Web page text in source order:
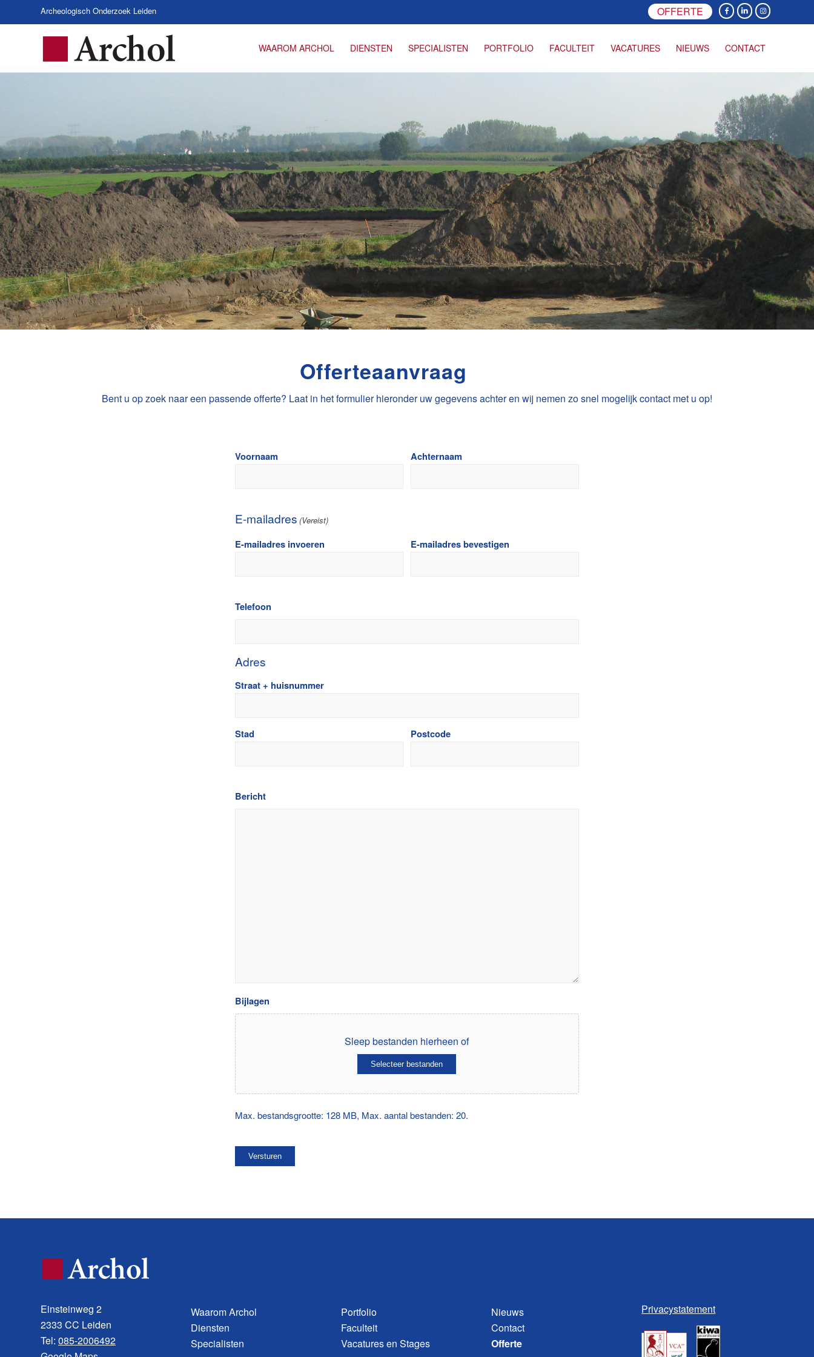
OFFERTE
Archeologisch Onderzoek Leiden
WAAROM ARCHOL DIENSTEN SPECIALISTEN PORTFOLIO FACULTEIT VACATURES NIEUWS CONTACT
Offerteaanvraag
Bent u op zoek naar een passende offerte? Laat in het formulier hieronder uw gegevens achter en wij nemen zo snel mogelijk contact met u op!
Naam
Voornaam Achternaam
E-mailadres (Vereist)
E-mailadres invoeren E-mailadres bevestigen
Telefoon
Adres
Straat + huisnummer
Stad Postcode
Bericht
Bijlagen
Sleep bestanden hierheen of
Selecteer bestanden
Max. bestandsgrootte: 128 MB, Max. aantal bestanden: 20.
Einsteinweg 2
2333 CC Leiden
Tel: 085-2006492
Waarom Archol
Diensten
Specialisten
Portfolio
Faculteit
Vacatures en Stages
Nieuws
Contact
Offerte
Privacystatement